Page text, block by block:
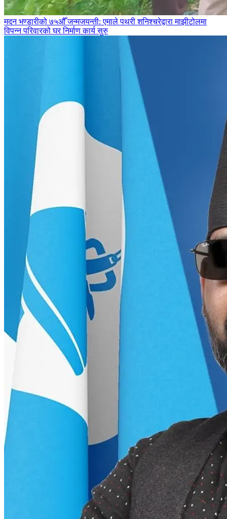
मदन भण्डारीको ७५औँ जन्मजयन्ती: एमाले पथरी शनिश्चरेद्वारा माझीटोलमा
विपन्न परिवारको घर निर्माण कार्य सुरु